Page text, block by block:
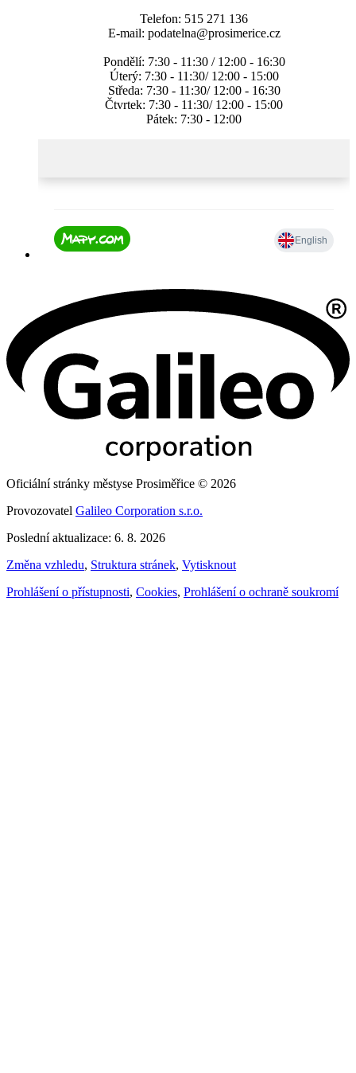
Telefon: 515 271 136
E-mail: podatelna@prosimerice.cz
Pondělí: 7:30 - 11:30 / 12:00 - 16:30
Úterý: 7:30 - 11:30/ 12:00 - 15:00
Středa: 7:30 - 11:30/ 12:00 - 16:30
Čtvrtek: 7:30 - 11:30/ 12:00 - 15:00
Pátek: 7:30 - 12:00
Oficiální stránky městyse Prosiměřice © 2026
Provozovatel Galileo Corporation s.r.o.
Poslední aktualizace: 6. 8. 2026
Změna vzhledu, Struktura stránek, Vytisknout
Prohlášení o přístupnosti, Cookies, Prohlášení o ochraně soukromí